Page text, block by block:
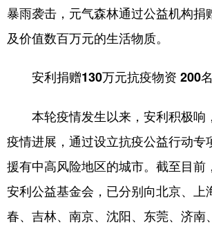
暴雨袭击，元气森林通过公益机构捐
及价值数百万元的生活物质。
安利捐赠130万元抗疫物资 200
本轮疫情发生以来，安利积极响
疫情进展，通过设立抗疫公益行动专
援有中高风险地区的城市。截至目前
安利公益基金会，已分别向北京、上
春、吉林、南京、沈阳、东莞、济南